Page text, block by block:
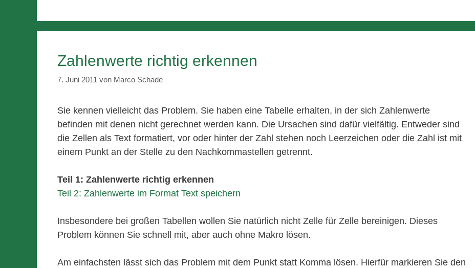
Zahlenwerte richtig erkennen
7. Juni 2011 von Marco Schade
Sie kennen vielleicht das Problem. Sie haben eine Tabelle erhalten, in der sich Zahlenwerte
befinden mit denen nicht gerechnet werden kann. Die Ursachen sind dafür vielfältig. Entweder sind
die Zellen als Text formatiert, vor oder hinter der Zahl stehen noch Leerzeichen oder die Zahl ist mit
einem Punkt an der Stelle zu den Nachkommastellen getrennt.
Teil 1: Zahlenwerte richtig erkennen
Teil 2: Zahlenwerte im Format Text speichern
Insbesondere bei großen Tabellen wollen Sie natürlich nicht Zelle für Zelle bereinigen. Dieses
Problem können Sie schnell mit, aber auch ohne Makro lösen.
Am einfachsten lässt sich das Problem mit dem Punkt statt Komma lösen. Hierfür markieren Sie den